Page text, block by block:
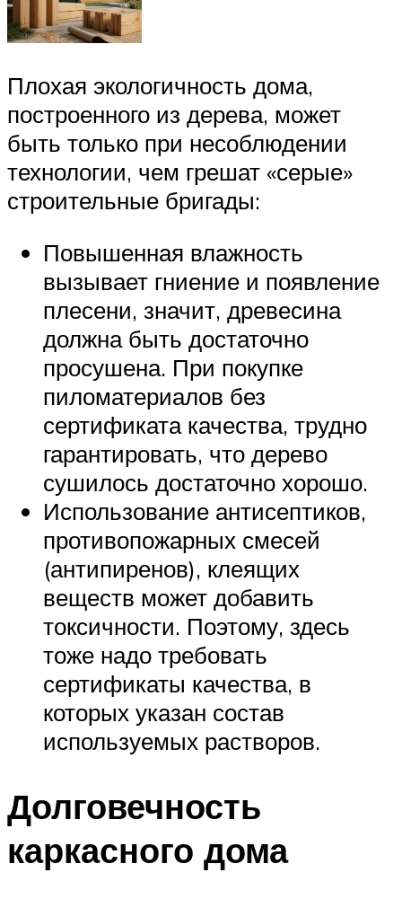
Плохая экологичность дома,
построенного из дерева, может
быть только при несоблюдении
технологии, чем грешат «серые»
строительные бригады:
Повышенная влажность
вызывает гниение и появление
плесени, значит, древесина
должна быть достаточно
просушена. При покупке
пиломатериалов без
сертификата качества, трудно
гарантировать, что дерево
сушилось достаточно хорошо.
Использование антисептиков,
противопожарных смесей
(антипиренов), клеящих
веществ может добавить
токсичности. Поэтому, здесь
тоже надо требовать
сертификаты качества, в
которых указан состав
используемых растворов.
Долговечность
каркасного дома